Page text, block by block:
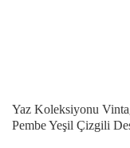
Yaz Koleksiyonu
Pembe Yeşil Çizgili